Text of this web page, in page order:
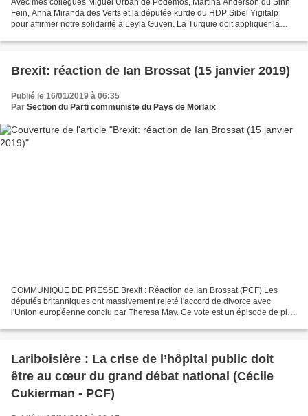
Fein, Anna Miranda des Verts et la députée kurde du HDP Sibel Yigitalp
pour affirmer notre solidarité à Leyla Guven. La Turquie doit appliquer la
Brexit: réaction de Ian Brossat (15 janvier 2019)
Publié le 16/01/2019 à 06:35
Par Section du Parti communiste du Pays de Morlaix
COMMUNIQUE DE PRESSE Brexit : Réaction de Ian Brossat (PCF) Les
députés britanniques ont massivement rejeté l'accord de divorce avec
l'Union européenne conclu par Theresa May. Ce vote est un épisode de plus
Lariboisière : La crise de l’hôpital public doit
être au cœur du grand débat national (Cécile
Cukierman - PCF)